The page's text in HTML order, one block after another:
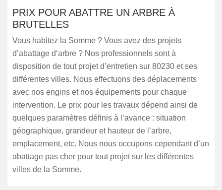
PRIX POUR ABATTRE UN ARBRE À
BRUTELLES
Vous habitez la Somme ? Vous avez des projets
d’abattage d‘arbre ? Nos professionnels sont à
disposition de tout projet d’entretien sur 80230 et ses
différentes villes. Nous effectuons des déplacements
avec nos engins et nos équipements pour chaque
intervention. Le prix pour les travaux dépend ainsi de
quelques paramètres définis à l’avance : situation
géographique, grandeur et hauteur de l’arbre,
emplacement, etc. Nous nous occupons cependant d’un
abattage pas cher pour tout projet sur les différentes
villes de la Somme.